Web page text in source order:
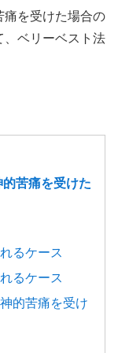
痛を受けた場合の
、ベリーベスト法
苦痛を受けた
るケース
るケース
的苦痛を受け